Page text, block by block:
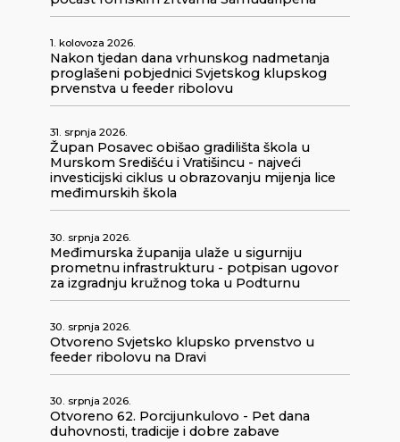
1. kolovoza 2026.
Nakon tjedan dana vrhunskog nadmetanja
proglašeni pobjednici Svjetskog klupskog
prvenstva u feeder ribolovu
31. srpnja 2026.
Župan Posavec obišao gradilišta škola u
Murskom Središću i Vratišincu - najveći
investicijski ciklus u obrazovanju mijenja lice
međimurskih škola
30. srpnja 2026.
Međimurska županija ulaže u sigurniju
prometnu infrastrukturu - potpisan ugovor
za izgradnju kružnog toka u Podturnu
30. srpnja 2026.
Otvoreno Svjetsko klupsko prvenstvo u
feeder ribolovu na Dravi
30. srpnja 2026.
Otvoreno 62. Porcijunkulovo - Pet dana
duhovnosti, tradicije i dobre zabave